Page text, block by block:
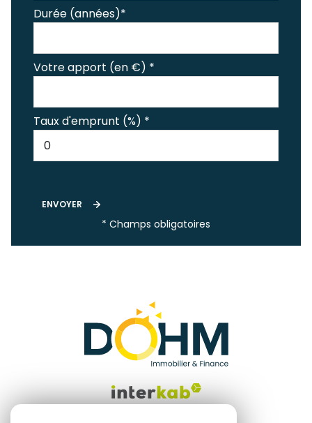
Durée (années)*
Votre apport (en €) *
Taux d'emprunt (%) *
ENVOYER
* Champs obligatoires